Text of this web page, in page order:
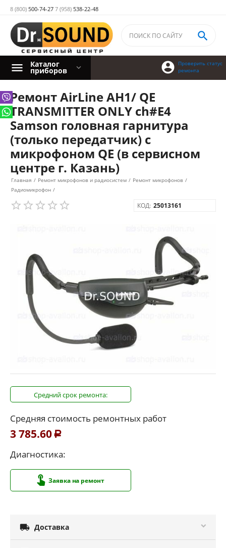
8 (800) 500-74-27 7 (958) 538-22-48
Проверить статус
ремонта


Каталог
приборов
Ремонт AirLine AH1/ QE
TRANSMITTER ONLY ch#E4
Samson головная гарнитура
(только передатчик) с
микрофоном QE (в сервисном
центре г. Казань)
Главная / Ремонт микрофонов и радиосистем / Ремонт микрофонов /
Радиомикрофон /
КОД: 25013161
Средний срок ремонта:
Средняя стоимость ремонтных работ
3 785.60 Р
Диагностика:
Заявка на ремонт
 Доставка